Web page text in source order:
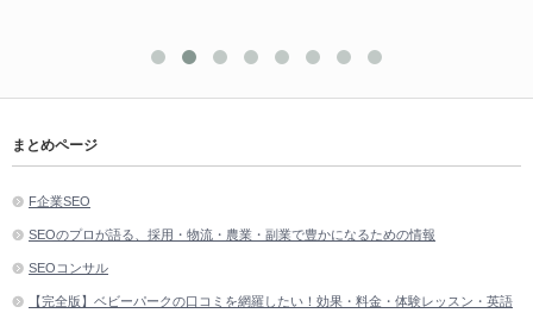
まとめページ
F企業SEO
SEOのプロが語る、採用・物流・農業・副業で豊かになるための情報
SEOコンサル
【完全版】ベビーパークの口コミを網羅したい！効果・料金・体験レッスン・英語